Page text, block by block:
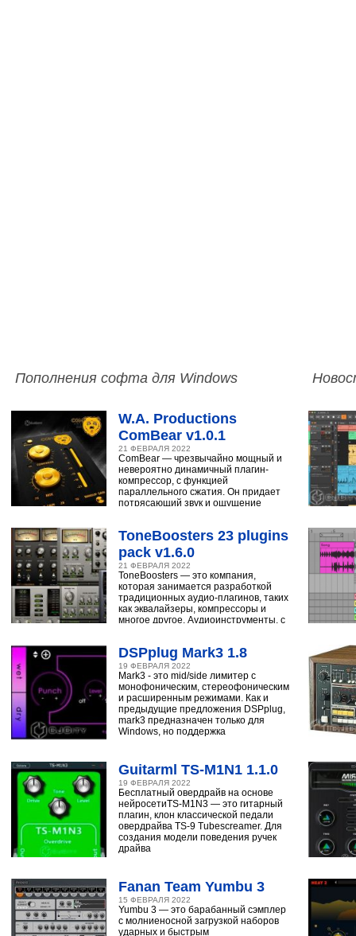
Пополнения софта для Windows
W.A. Productions
ComBear v1.0.1
21 ФЕВРАЛЯ 2022
ComBear — чрезвычайно мощный и
невероятно динамичный плагин-
компрессор, с функцией
параллельного сжатия. Он придает
потрясающий звук и ощущение
ToneBoosters 23 plugins
pack v1.6.0
21 ФЕВРАЛЯ 2022
ToneBoosters — это компания,
которая занимается разработкой
традиционных аудио-плагинов, таких
как эквалайзеры, компрессоры и
многое другое. Аудиоинструменты, с
DSPplug Mark3 1.8
19 ФЕВРАЛЯ 2022
Mark3 - это mid/side лимитер с
монофоническим, стереофоническим
и расширенным режимами. Как и
предыдущие предложения DSPplug,
mark3 предназначен только для
Windows, но поддержка
Guitarml TS-M1N1 1.1.0
19 ФЕВРАЛЯ 2022
Бесплатный овердрайв на основе
нейросетиTS-M1N3 — это гитарный
плагин, клон классической педали
овердрайва TS-9 Tubescreamer. Для
создания модели поведения ручек
драйва
Fanan Team Yumbu 3
15 ФЕВРАЛЯ 2022
Yumbu 3 — это барабанный сэмплер
с молниеносной загрузкой наборов
ударных и быстрым